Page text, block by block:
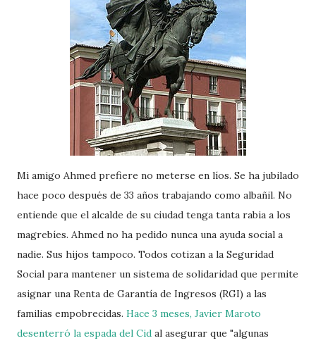
Mi amigo Ahmed prefiere no meterse en líos. Se ha jubilado
hace poco después de 33 años trabajando como albañil. No
entiende que el alcalde de su ciudad tenga tanta rabia a los
magrebíes. Ahmed no ha pedido nunca una ayuda social a
nadie. Sus hijos tampoco. Todos cotizan a la Seguridad
Social para mantener un sistema de solidaridad que permite
asignar una Renta de Garantía de Ingresos (RGI) a las
familias empobrecidas. Hace 3 meses, Javier Maroto
desenterró la espada del Cid al asegurar que "algunas